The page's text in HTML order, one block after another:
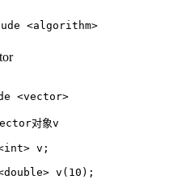
<algorithm>
<vector>
对象v
v;
double> v ( 10 );